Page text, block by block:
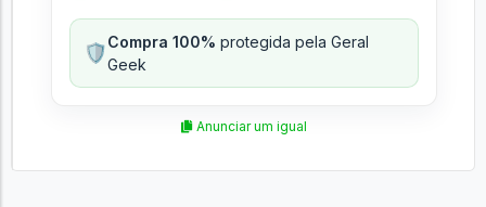
🛡️Compra 100% protegida pela Geral
Geek
Anunciar um igual